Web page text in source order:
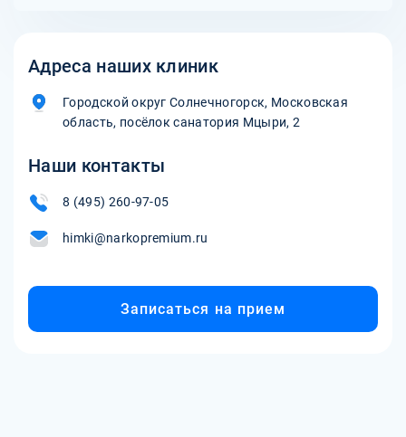
Адреса наших клиник
Городской округ Солнечногорск, Московская
область, посёлок санатория Мцыри, 2
Наши контакты
8 (495) 260-97-05
himki@narkopremium.ru
Записаться на прием